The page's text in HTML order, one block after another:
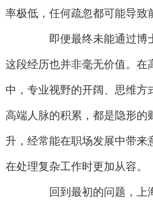
率极低，任何疏忽都可能导致
即便最终未能通过博士
这段经历也并非毫无价值。在
中，专业视野的开阔、思维方
高端人脉的积累，都是隐形的
升，经常能在职场发展中带来
在处理复杂工作时更加从容。
回到最初的问题，上